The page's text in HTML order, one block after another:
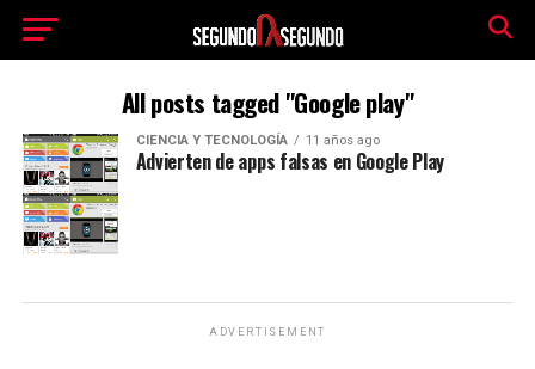
All posts tagged "Google play"
CIENCIA Y TECNOLOGÍA 11 años ago
Advierten de apps falsas en Google Play
ADVERTISEMENT